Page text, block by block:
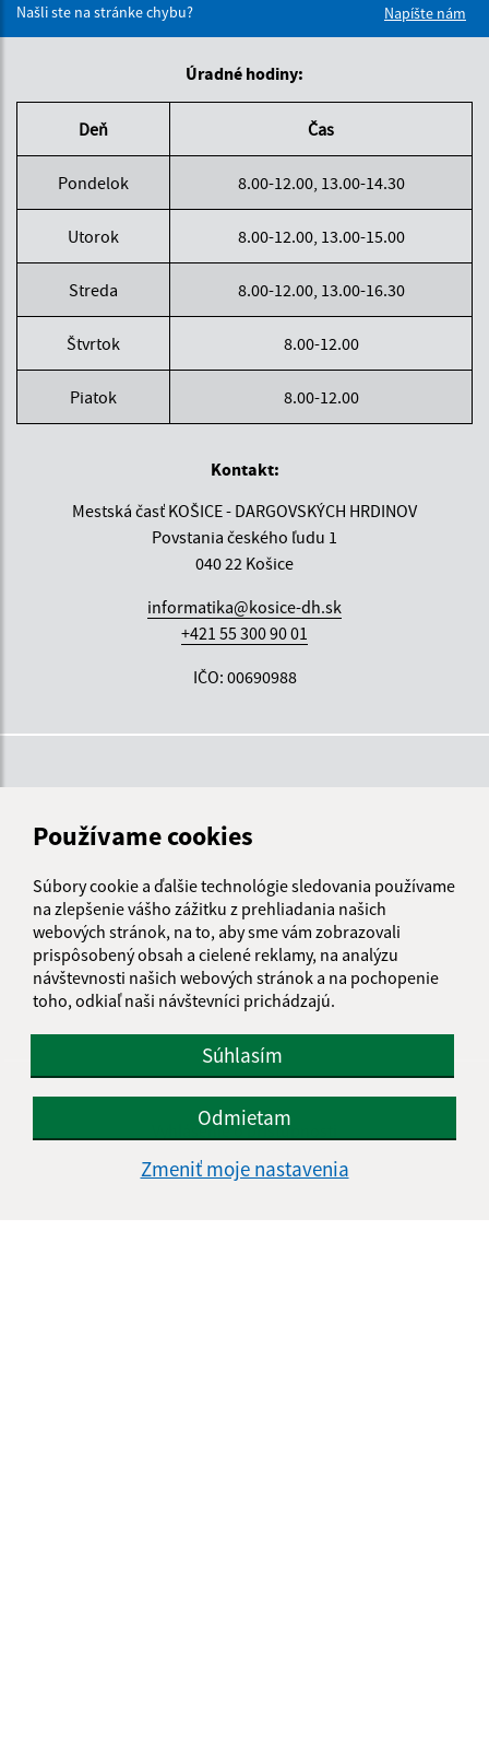
Používame cookies
Súbory cookie a ďalšie technológie sledovania používame
na zlepšenie vášho zážitku z prehliadania našich
webových stránok, na to, aby sme vám zobrazovali
prispôsobený obsah a cielené reklamy, na analýzu
návštevnosti našich webových stránok a na pochopenie
toho, odkiaľ naši návštevníci prichádzajú.
Súhlasím
Odmietam
Zmeniť moje nastavenia
Našli ste na stránke chybu?
Napíšte nám
Úradné hodiny:
Deň Čas
Pondelok 8.00-12.00, 13.00-14.30
Utorok 8.00-12.00, 13.00-15.00
Streda 8.00-12.00, 13.00-16.30
Štvrtok 8.00-12.00
Piatok 8.00-12.00
Kontakt:
Mestská časť KOŠICE - DARGOVSKÝCH HRDINOV
Povstania českého ľudu 1
040 22 Košice
informatika@kosice-dh.sk
+421 55 300 90 01
IČO: 00690988
Vyhlásenie o prístupnosti
Autorské práva
Ochrana osobných údajov